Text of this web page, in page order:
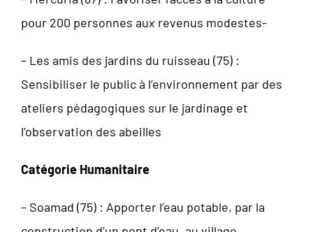
pour 200 personnes aux revenus modestes-
– Les amis des jardins du ruisseau (75) :
Sensibiliser le public à l’environnement par des
ateliers pédagogiques sur le jardinage et
l’observation des abeilles
Catégorie Humanitaire
– Soamad (75) : Apporter l’eau potable, par la